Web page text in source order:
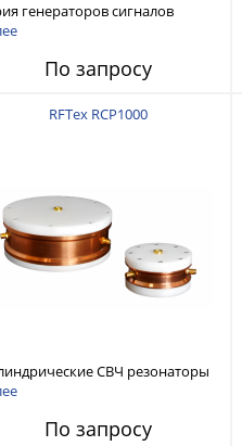
генераторов сигналов
формы и
По запросу
RFTex RCP1000
СВЧ резонаторы
RCP1000
По запросу